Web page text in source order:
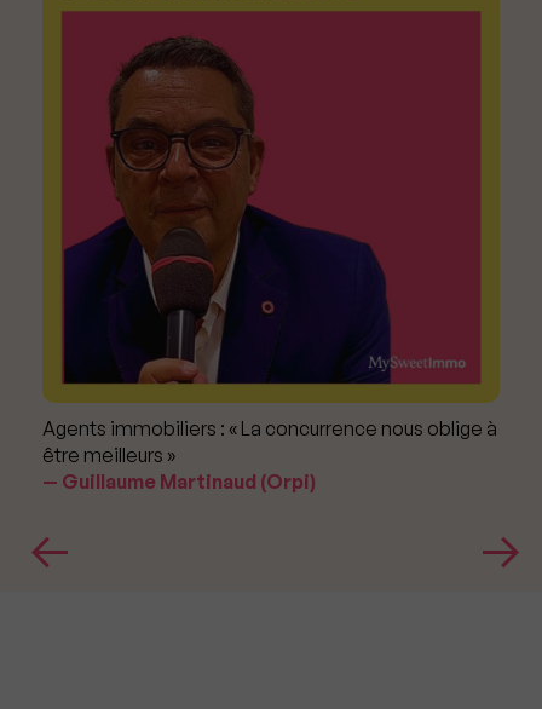
Agents immobiliers : « La concurrence nous oblige à
être meilleurs »
Guillaume Martinaud (Orpi)